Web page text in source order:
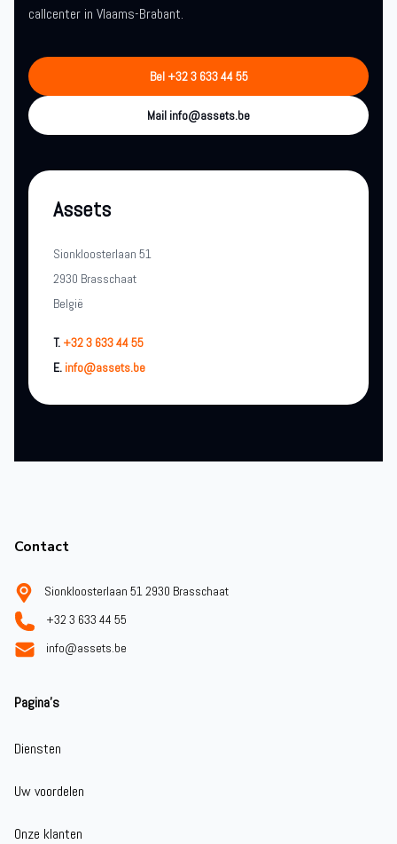
callcenter in Vlaams-Brabant.
Bel +32 3 633 44 55
Mail info@assets.be
Assets
Sionkloosterlaan 51
2930 Brasschaat
België
T. +32 3 633 44 55
E. info@assets.be
Contact
Sionkloosterlaan 51 2930 Brasschaat
+32 3 633 44 55
info@assets.be
Pagina's
Diensten
Uw voordelen
Onze klanten